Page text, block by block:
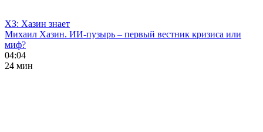
ХЗ: Хазин знает
Михаил Хазин. ИИ-пузырь – первый вестник кризиса или
миф?
04:04
24 мин